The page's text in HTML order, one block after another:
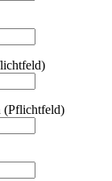
(Pflichtfeld)